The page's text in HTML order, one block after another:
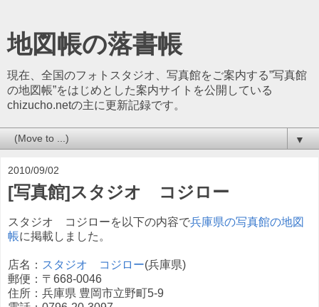
地図帳の落書帳
現在、全国のフォトスタジオ、写真館をご案内する”写真館
の地図帳”をはじめとした案内サイトを公開している
chizucho.netの主に更新記録です。
▼
2010/09/02
[写真館]スタジオ コジロー
スタジオ コジローを以下の内容で兵庫県の写真館の地図
帳に掲載しました。
店名： スタジオ コジロー(兵庫県)
郵便：〒668-0046
住所：兵庫県 豊岡市立野町5-9